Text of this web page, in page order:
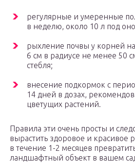
регулярные и умеренные
в неделю, около 10 л под
рыхление почвы у корней
6 см в радиусе не менее 50
стебля;
внесение подкормок с
14 дней в дозах,
цветущих растений.
Правила эти очень просты и
вырастить здоровое и красивое
в течение 1-2 месяцев
ландшафтный объект в вашем